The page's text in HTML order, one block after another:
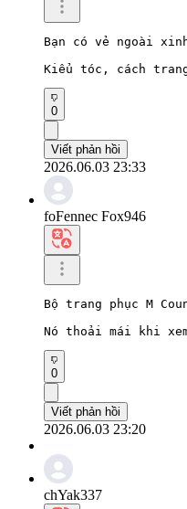
Bạn có vẻ ngoài
Kiểu tóc, cách
0
Viết phản hồi
2026.06.03 23:33
foFennec Fox946
Bộ trang phục M
Nó thoải mái khi
0
Viết phản hồi
2026.06.03 23:20
chYak337